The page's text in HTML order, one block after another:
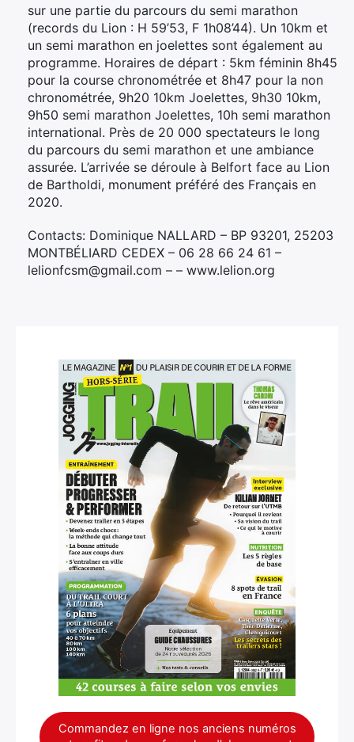
sur une partie du parcours du semi marathon
(records du Lion : H 59’53, F 1h08’44). Un 10km et
un semi marathon en joelettes sont également au
programme. Horaires de départ : 5km féminin 8h45
pour la course chronométrée et 8h47 pour la non
chronométrée, 9h20 10km Joelettes, 9h30 10km,
9h50 semi marathon Joelettes, 10h semi marathon
international. Près de 20 000 spectateurs le long
du parcours du semi marathon et une ambiance
assurée. L’arrivée se déroule à Belfort face au Lion
de Bartholdi, monument préféré des Français en
2020.
Contacts: Dominique NALLARD – BP 93201, 25203
MONTBÉLIARD CEDEX – 06 28 66 24 61 –
lelionfcsm@gmail.com – – www.lelion.org
Commandez en ligne nos anciens numéros